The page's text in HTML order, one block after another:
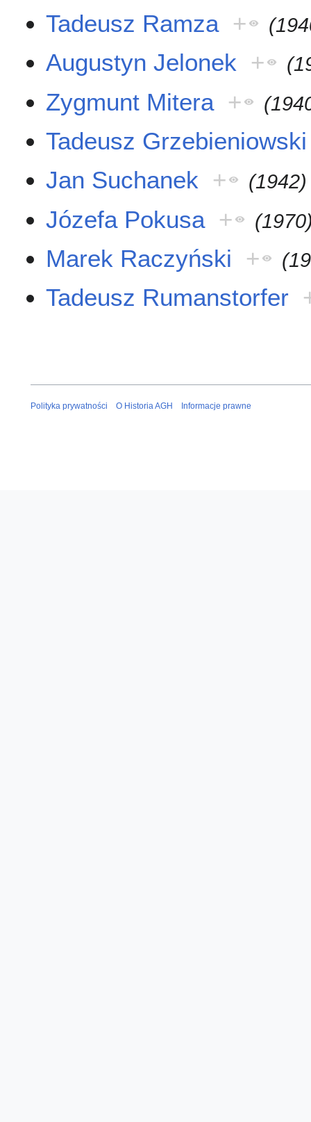
Tadeusz Ramza +
Augustyn Jelonek +
Zygmunt Mitera +
Tadeusz Grzebieniowski
Jan Suchanek + (1942)
Józefa Pokusa +
Marek Raczyński +
Tadeusz Rumanstorfer
Polityka prywatności O Historia AGH Informacje prawne